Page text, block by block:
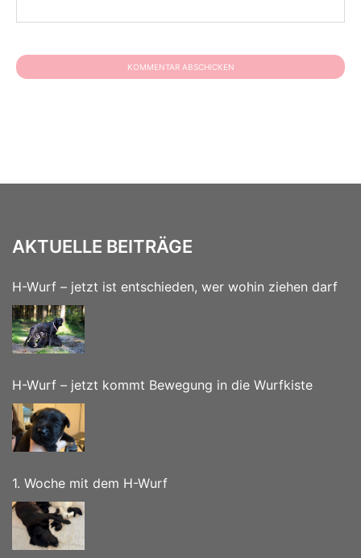
AKTUELLE BEITRÄGE
H-Wurf – jetzt ist entschieden, wer wohin ziehen darf
H-Wurf – jetzt kommt Bewegung in die Wurfkiste
1. Woche mit dem H-Wurf